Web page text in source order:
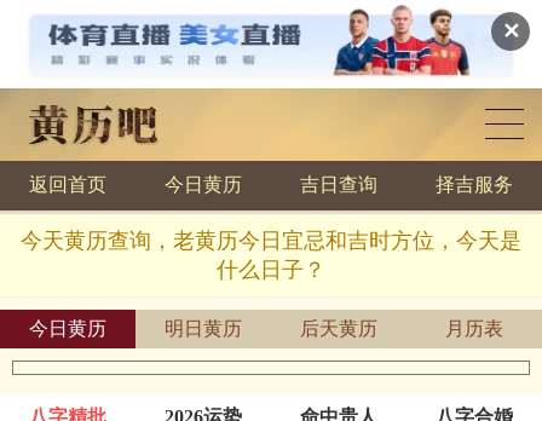
✕
黄历查询
返回首页 今日黄历 吉日查询 择吉服务
今天黄历查询，老黄历今日宜忌和吉时方位，今天是
什么日子？
今日黄历 明日黄历 后天黄历 月历表
八字精批 2026运势 命中贵人 八字合婚